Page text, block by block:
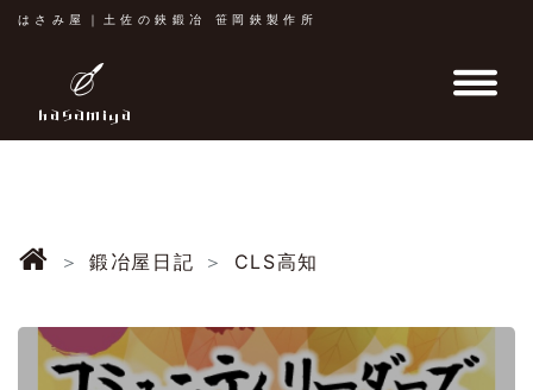
はさみ屋｜土佐の鋏鍛冶 笹岡鋏製作所
鍛冶屋日記 CLS高知